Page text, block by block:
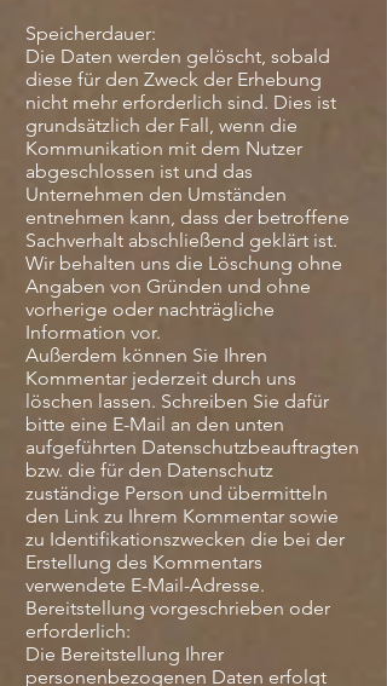
Speicherdauer:
Die Daten werden gelöscht, sobald
diese für den Zweck der Erhebung
nicht mehr erforderlich sind. Dies ist
grundsätzlich der Fall, wenn die
Kommunikation mit dem Nutzer
abgeschlossen ist und das
Unternehmen den Umständen
entnehmen kann, dass der betroffene
Sachverhalt abschließend geklärt ist.
Wir behalten uns die Löschung ohne
Angaben von Gründen und ohne
vorherige oder nachträgliche
Information vor.
Außerdem können Sie Ihren
Kommentar jederzeit durch uns
löschen lassen. Schreiben Sie dafür
bitte eine E-Mail an den unten
aufgeführten Datenschutzbeauftragten
bzw. die für den Datenschutz
zuständige Person und übermitteln
den Link zu Ihrem Kommentar sowie
zu Identifikationszwecken die bei der
Erstellung des Kommentars
verwendete E-Mail-Adresse.
Bereitstellung vorgeschrieben oder
erforderlich:
Die Bereitstellung Ihrer
personenbezogenen Daten erfolgt